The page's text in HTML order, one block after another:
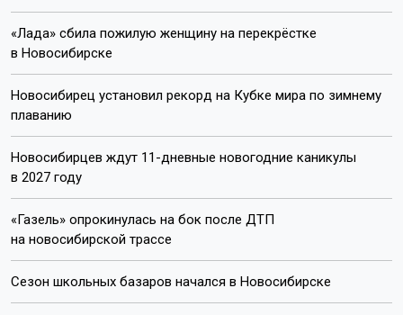
«Лада» сбила пожилую женщину на перекрёстке
в Новосибирске
Новосибирец установил рекорд на Кубке мира по зимнему
плаванию
Новосибирцев ждут 11-дневные новогодние каникулы
в 2027 году
«Газель» опрокинулась на бок после ДТП
на новосибирской трассе
Сезон школьных базаров начался в Новосибирске